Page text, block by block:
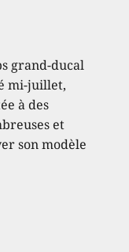
grand-ducal
mi-juillet,
à des
et
son modèle